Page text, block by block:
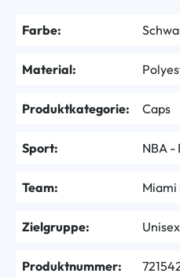
Farbe:
Material:
Produktkategorie: Caps
Sport: NBA -
Team: Miami
Zielgruppe: Unisex
Produktnummer: